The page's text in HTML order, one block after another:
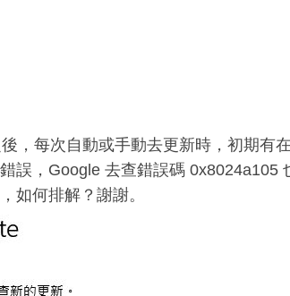
，每次自動或手動去更新時，初期有
誤，Google 去查錯誤碼 0x8024a105
如何排解？謝謝。